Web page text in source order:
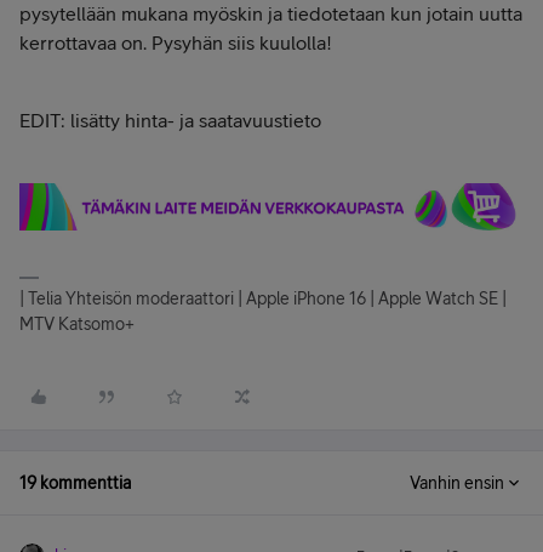
pysytellään mukana myöskin ja tiedotetaan kun jotain uutta
kerrottavaa on. Pysyhän siis kuulolla!
EDIT: lisätty hinta- ja saatavuustieto
| Telia Yhteisön moderaattori | Apple iPhone 16 | Apple Watch SE |
MTV Katsomo+
19 kommenttia Vanhin ensin